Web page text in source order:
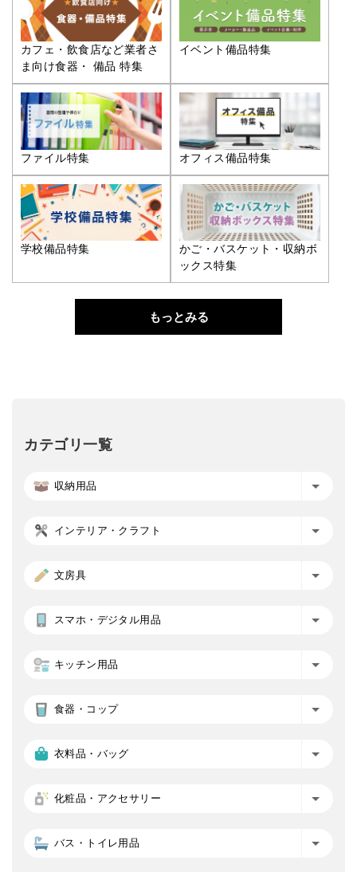
カフェ・飲食店など業者さ
ま向け食器・ 備品 特集
イベント備品特集
ファイル特集 オフィス備品特集
学校備品特集
かご・バスケット・収納ボ
ックス特集
もっとみる
カテゴリ一覧
収納用品
インテリア・クラフト
文房具
スマホ・デジタル用品
キッチン用品
食器・コップ
衣料品・バッグ
化粧品・アクセサリー
バス・トイレ用品